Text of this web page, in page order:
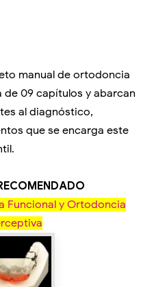
manual de ortodoncia
09 capítulos y abarcan
al diagnóstico,
que se encarga este
Funcional y Ortodoncia